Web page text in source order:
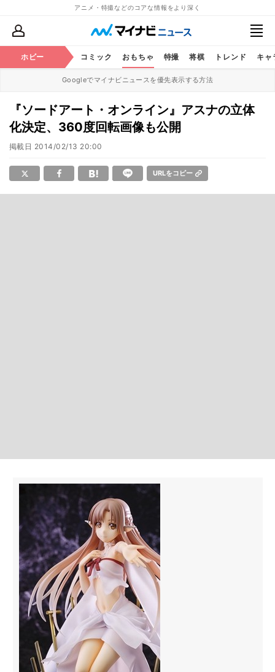
アニメ・特撮などのコアな情報をより深く
ホビー
アニメ コミック おもちゃ 特撮 将棋 トレンド キャ
Googleでマイナビニュースを優先表示する方法
『ソードアート・オンライン』アスナの立体
化決定、360度回転画像も公開
掲載日 2014/02/13 20:00
URLをコピー